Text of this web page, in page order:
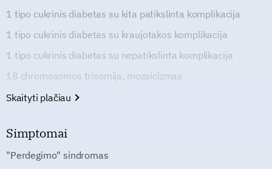
1 tipo cukrinis diabetas su kita patikslinta komplikacija
1 tipo cukrinis diabetas su kraujotakos komplikacija
1 tipo cukrinis diabetas su nepatikslinta komplikacija
18 chromosomos trisomija, mozaicizmas
Skaityti plačiau
Simptomai
"Perdegimo" sindromas